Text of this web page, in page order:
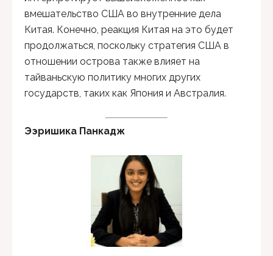
вмешательство США во внутренние дела
Китая. Конечно, реакция Китая на это будет
продолжаться, поскольку стратегия США в
отношении острова также влияет на
тайваньскую политику многих других
государств, таких как Япония и Австралия.
Ээришика Панкадж